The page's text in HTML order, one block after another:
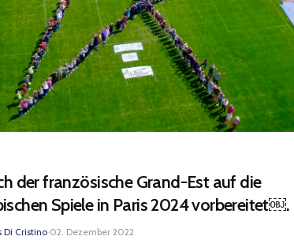
der französische Grand-Est auf die
Spiele in Paris 2024 vorbereitet￼.
Di Cristino·02. Dezember 2022